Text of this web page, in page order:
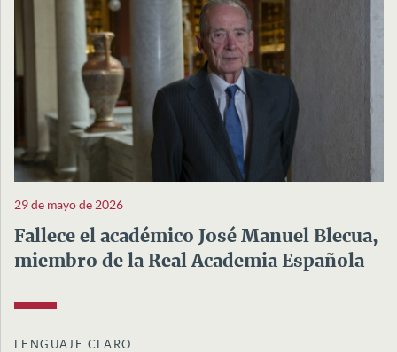
29 de mayo de 2026
Fallece el académico José Manuel Blecua,
miembro de la Real Academia Española
LENGUAJE CLARO